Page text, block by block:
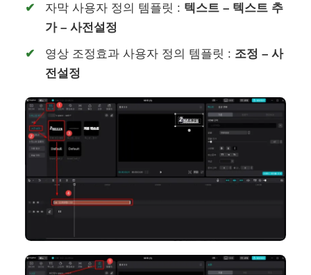
자막 사용자 정의 템플릿 : 텍스트 – 텍스트 추
가 – 사전설정
영상 조정효과 사용자 정의 템플릿 : 조정 – 사
전설정